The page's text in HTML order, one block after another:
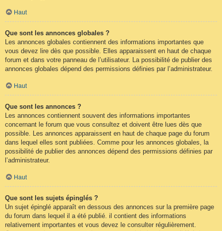
Haut
Que sont les annonces globales ?
Les annonces globales contiennent des informations importantes que
vous devez lire dès que possible. Elles apparaissent en haut de chaque
forum et dans votre panneau de l’utilisateur. La possibilité de publier des
annonces globales dépend des permissions définies par l’administrateur.
Haut
Que sont les annonces ?
Les annonces contiennent souvent des informations importantes
concernant le forum que vous consultez et doivent être lues dès que
possible. Les annonces apparaissent en haut de chaque page du forum
dans lequel elles sont publiées. Comme pour les annonces globales, la
possibilité de publier des annonces dépend des permissions définies par
l’administrateur.
Haut
Que sont les sujets épinglés ?
Un sujet épinglé apparaît en dessous des annonces sur la première page
du forum dans lequel il a été publié. il contient des informations
relativement importantes et vous devez le consulter régulièrement.